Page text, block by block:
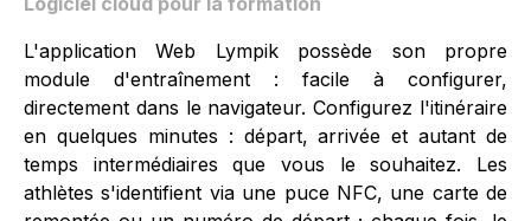
L'application Web Lympik possède son propre
module d'entraînement : facile à configurer,
directement dans le navigateur. Configurez l'itinéraire
en quelques minutes : départ, arrivée et autant de
temps intermédiaires que vous le souhaitez. Les
athlètes s'identifient via une puce NFC, une carte de